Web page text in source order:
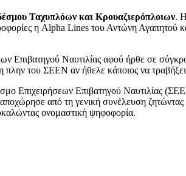
Ταχυπλόων και Κρουαζιερόπλοιων.
η Alpha Lines του Αντώνη Αγαπητού
Επιβατηγού Ναυτιλίας αφού ήρθε σε
του ΣΕΕΝ αν ήθελε κάποιος να
Επιχειρήσεων Επιβατηγού Ναυτιλίας
από τη γενική συνέλευση ζητώντας
ονομαστική ψηφοφορία.